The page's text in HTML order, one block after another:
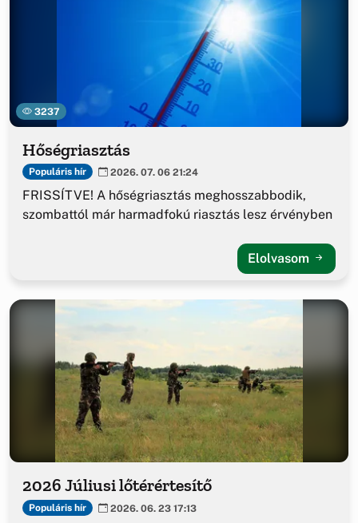
3237
Hőségriasztás
Populáris hír 2026. 07. 06 21:24
FRISSÍTVE! A hőségriasztás meghosszabbodik,
szombattól már harmadfokú riasztás lesz érvényben
Elolvasom
2026 Júliusi lőtérértesítő
Populáris hír 2026. 06. 23 17:13